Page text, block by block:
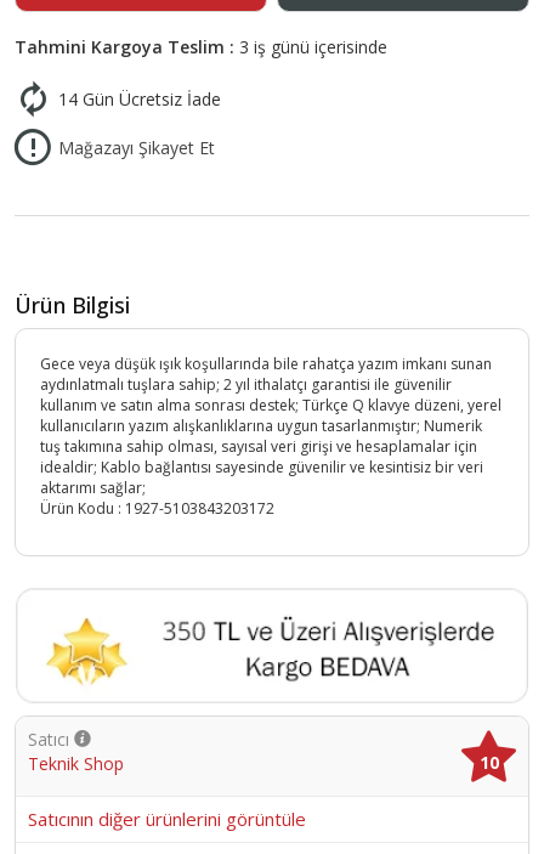
Tahmini Kargoya Teslim : 3 iş günü içerisinde
14 Gün Ücretsiz İade
Mağazayı Şikayet Et
Ürün Bilgisi
Gece veya düşük ışık koşullarında bile rahatça yazım imkanı sunan
aydınlatmalı tuşlara sahip; 2 yıl ithalatçı garantisi ile güvenilir
kullanım ve satın alma sonrası destek; Türkçe Q klavye düzeni, yerel
kullanıcıların yazım alışkanlıklarına uygun tasarlanmıştır; Numerik
tuş takımına sahip olması, sayısal veri girişi ve hesaplamalar için
idealdir; Kablo bağlantısı sayesinde güvenilir ve kesintisiz bir veri
aktarımı sağlar;
Ürün Kodu : 1927-5103843203172
Satıcı
Teknik Shop
10
Satıcının diğer ürünlerini görüntüle